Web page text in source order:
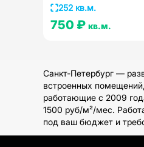
252 кв.м.
750 ₽ кв.м.
Санкт-Петербург —
встроенных
работающие с 2009
1500 руб/м²/мес.
под ваш бюджет и